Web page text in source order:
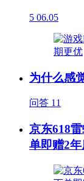
5 06.05
为什么感
问答 11
京东618
单即赠2